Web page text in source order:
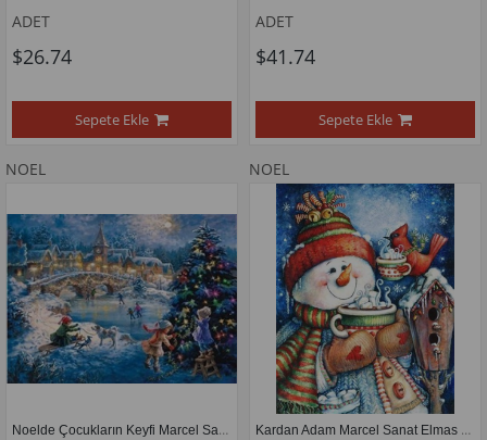
ADET
$26.74
Sepete Ekle
ADET
$41.74
Sepete Ekle
NOEL
Noelde Çocukların Keyfi Marcel Sanat Elmas Mozaik Tablo 71x51cm
NOEL
Kardan Adam Marcel Sanat Elmas Mozaik Tablo 28X38cm